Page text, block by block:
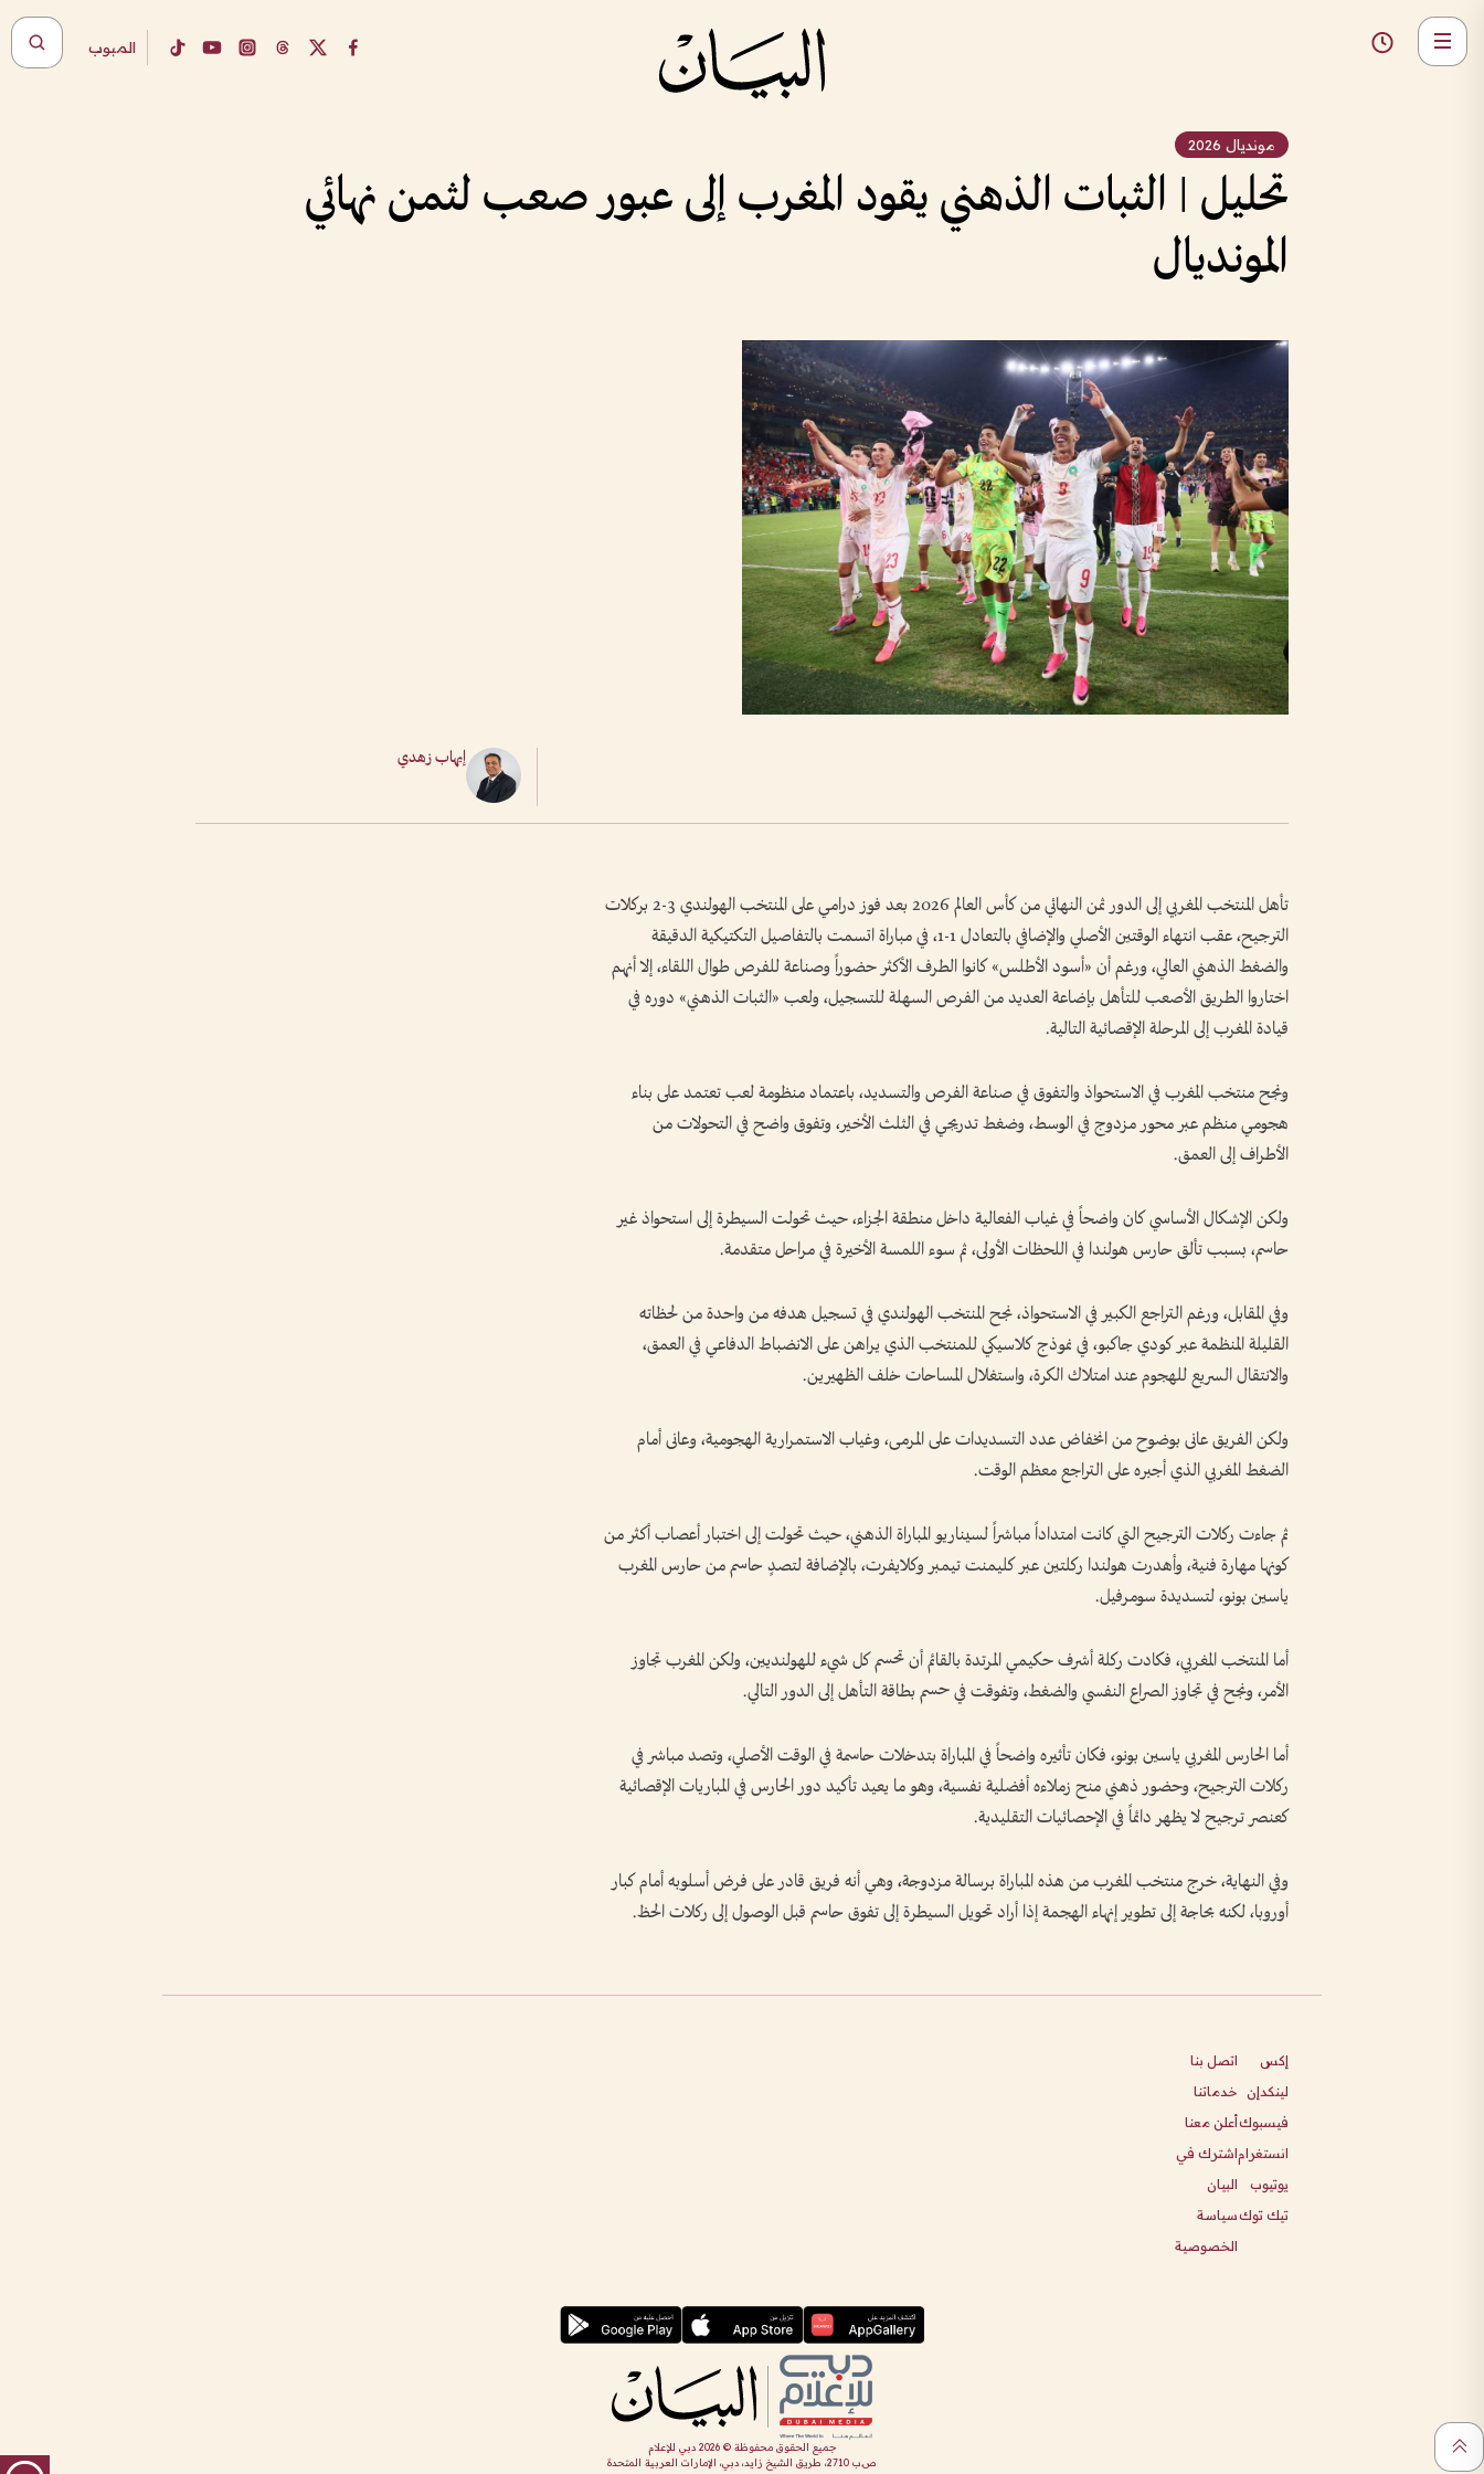
المبوب
مونديال 2026
تحليل | الثبات الذهني يقود المغرب إلى عبور صعب لثمن نهائي
المونديال
إيهاب زهدي
تأهل المنتخب المغربي إلى الدور ثمن النهائي من كأس العالم 2026 بعد فوز درامي على المنتخب الهولندي 3-2 بركلات
الترجيح، عقب انتهاء الوقتين الأصلي والإضافي بالتعادل 1-1، في مباراة اتسمت بالتفاصيل التكتيكية الدقيقة
والضغط الذهني العالي، ورغم أن «أسود الأطلس» كانوا الطرف الأكثر حضوراً وصناعة للفرص طوال اللقاء، إلا أنهم
اختاروا الطريق الأصعب للتأهل بإضاعة العديد من الفرص السهلة للتسجيل، ولعب «الثبات الذهني» دوره في
قيادة المغرب إلى المرحلة الإقصائية التالية.
ونجح منتخب المغرب في الاستحواذ والتفوق في صناعة الفرص والتسديد، باعتماد منظومة لعب تعتمد على بناء
هجومي منظم عبر محور مزدوج في الوسط، وضغط تدريجي في الثلث الأخير، وتفوق واضح في التحولات من
الأطراف إلى العمق.
ولكن الإشكال الأساسي كان واضحاً في غياب الفعالية داخل منطقة الجزاء، حيث تحولت السيطرة إلى استحواذ غير
حاسم، بسبب تألق حارس هولندا في اللحظات الأولى، ثم سوء اللمسة الأخيرة في مراحل متقدمة.
وفي المقابل، ورغم التراجع الكبير في الاستحواذ، نجح المنتخب الهولندي في تسجيل هدفه من واحدة من لحظاته
القليلة المنظمة عبر كودي جاكبو، في نموذج كلاسيكي للمنتخب الذي يراهن على الانضباط الدفاعي في العمق،
والانتقال السريع للهجوم عند امتلاك الكرة، واستغلال المساحات خلف الظهيرين.
ولكن الفريق عانى بوضوح من انخفاض عدد التسديدات على المرمى، وغياب الاستمرارية الهجومية، وعانى أمام
الضغط المغربي الذي أجبره على التراجع معظم الوقت.
ثم جاءت ركلات الترجيح التي كانت امتداداً مباشراً لسيناريو المباراة الذهني، حيث تحولت إلى اختبار أعصاب أكثر من
كونها مهارة فنية، وأهدرت هولندا ركلتين عبر كليمنت تيمبر وكلايفرت، بالإضافة لتصدٍ حاسم من حارس المغرب
ياسين بونو، لتسديدة سومرفيل.
أما المنتخب المغربي، فكادت ركلة أشرف حكيمي المرتدة بالقائم أن تحسم كل شيء للهولنديين، ولكن المغرب تجاوز
الأمر، ونجح في تجاوز الصراع النفسي والضغط، وتفوقت في حسم بطاقة التأهل إلى الدور التالي.
أما الحارس المغربي ياسين بونو، فكان تأثيره واضحاً في المباراة بتدخلات حاسمة في الوقت الأصلي، وتصد مباشر في
ركلات الترجيح، وحضور ذهني منح زملاءه أفضلية نفسية، وهو ما يعيد تأكيد دور الحارس في المباريات الإقصائية
كعنصر ترجيح لا يظهر دائماً في الإحصائيات التقليدية.
وفي النهاية، خرج منتخب المغرب من هذه المباراة برسالة مزدوجة، وهي أنه فريق قادر على فرض أسلوبه أمام كبار
أوروبا، لكنه بحاجة إلى تطوير إنهاء الهجمة إذا أراد تحويل السيطرة إلى تفوق حاسم قبل الوصول إلى ركلات الحظ.
إكس
لينكدإن
فيسبوك
انستغرام
يوتيوب
تيك توك
اتصل بنا
خدماتنا
أعلن معنا
اشترك في
البيان
سياسة
الخصوصية
جميع الحقوق محفوظة ©2026 دبي للإعلام
ص.ب 2710، طريق الشيخ زايد، دبي، الإمارات العربية المتحدة